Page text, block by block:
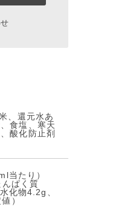
、還元水あ
食塩、寒天
酸化防止剤
当たり）
ぱく質
化物4.2g、
）